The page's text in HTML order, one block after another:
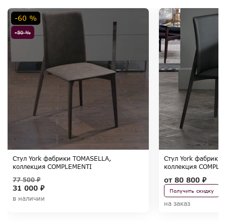
-50 %
-60 %
Стул York фабрики TOMASELLA,
коллекция COMPLEMENTI
31 000 ₽
77 500 ₽
в наличии
Стул York фабрики
коллекция
от80 800 ₽
Получить скидку
на заказ